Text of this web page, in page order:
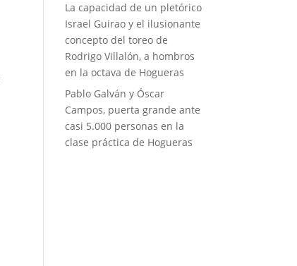
La capacidad de un pletórico
Israel Guirao y el ilusionante
concepto del toreo de
Rodrigo Villalón, a hombros
en la octava de Hogueras
Pablo Galván y Óscar
Campos, puerta grande ante
casi 5.000 personas en la
clase práctica de Hogueras